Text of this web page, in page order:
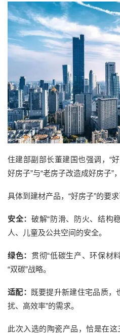
住建部副部长董建国也强调，“
好房子”与“老房子改造成好房子”
具体到建材产品，“好房子”的要
安全： 破解“防滑、防火、结构
人、儿童及公共空间的安全。
绿色： 贯彻“低碳生产、环保材
“双碳”战略。
适配：
既要提升新建住宅品质，
扰、高效率”的需求。
此次入选的陶瓷产品，恰是在